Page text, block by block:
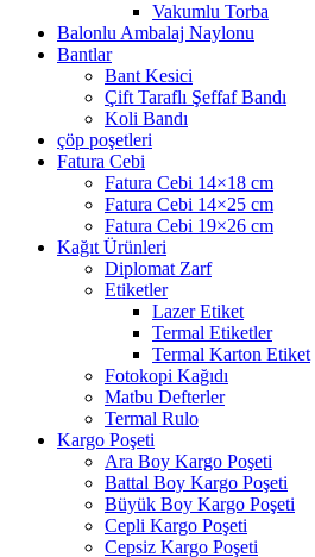
Vakumlu Torba
Balonlu Ambalaj Naylonu
Bantlar
Bant Kesici
Çift Taraflı Şeffaf Bandı
Koli Bandı
çöp poşetleri
Fatura Cebi
Fatura Cebi 14×18 cm
Fatura Cebi 14×25 cm
Fatura Cebi 19×26 cm
Kağıt Ürünleri
Diplomat Zarf
Etiketler
Lazer Etiket
Termal Etiketler
Termal Karton Etiket
Fotokopi Kağıdı
Matbu Defterler
Termal Rulo
Kargo Poşeti
Ara Boy Kargo Poşeti
Battal Boy Kargo Poşeti
Büyük Boy Kargo Poşeti
Cepli Kargo Poşeti
Cepsiz Kargo Poşeti